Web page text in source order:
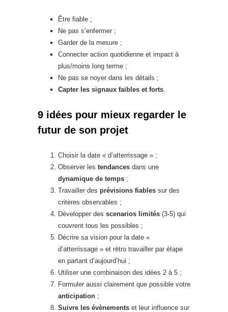
Être fiable ;
Ne pas s’enfermer ;
Garder de la mesure ;
Connecter action quotidienne et impact à
plus/moins long terme ;
Ne pas se noyer dans les détails ;
Capter les signaux faibles et forts.
9 idées pour mieux regarder le
futur de son projet
Choisir la date « d’atterrissage » ;
Observer les tendances dans une
dynamique de temps ;
Travailler des prévisions fiables sur des
critères observables ;
Développer des scenarios limités (3-5) qui
couvrent tous les possibles ;
Décrire sa vision pour la date «
d’atterrissage » et rétro travailler par étape
en partant d’aujourd’hui ;
Utiliser une combinaison des idées 2 à 5 ;
Formuler aussi clairement que possible votre
anticipation ;
Suivre les évènements et leur influence sur